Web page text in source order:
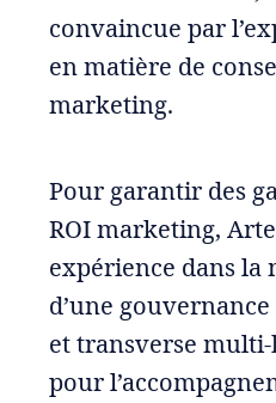
convaincue par
en matière de
marketing.
Pour garantir des
ROI marketing,
expérience dans la
d’une
et transverse
pour